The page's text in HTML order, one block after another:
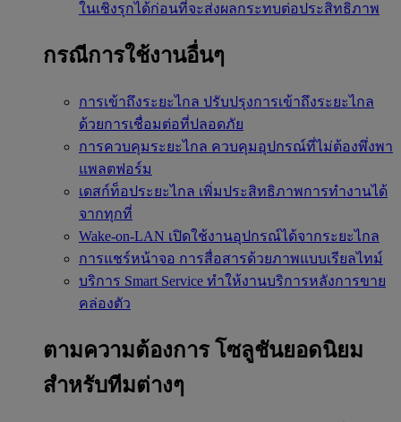
ในเชิงรุกได้ก่อนที่จะส่งผลกระทบต่อประสิทธิภาพ
กรณีการใช้งานอื่นๆ
การเข้าถึงระยะไกล ปรับปรุงการเข้าถึงระยะไกล
ด้วยการเชื่อมต่อที่ปลอดภัย
การควบคุมระยะไกล ควบคุมอุปกรณ์ที่ไม่ต้องพึ่งพา
แพลตฟอร์ม
เดสก์ท็อประยะไกล เพิ่มประสิทธิภาพการทำงานได้
จากทุกที่
Wake-on-LAN เปิดใช้งานอุปกรณ์ได้จากระยะไกล
การแชร์หน้าจอ การสื่อสารด้วยภาพแบบเรียลไทม์
บริการ Smart Service ทำให้งานบริการหลังการขาย
คล่องตัว
ตามความต้องการ โซลูชันยอดนิยม
สำหรับทีมต่างๆ